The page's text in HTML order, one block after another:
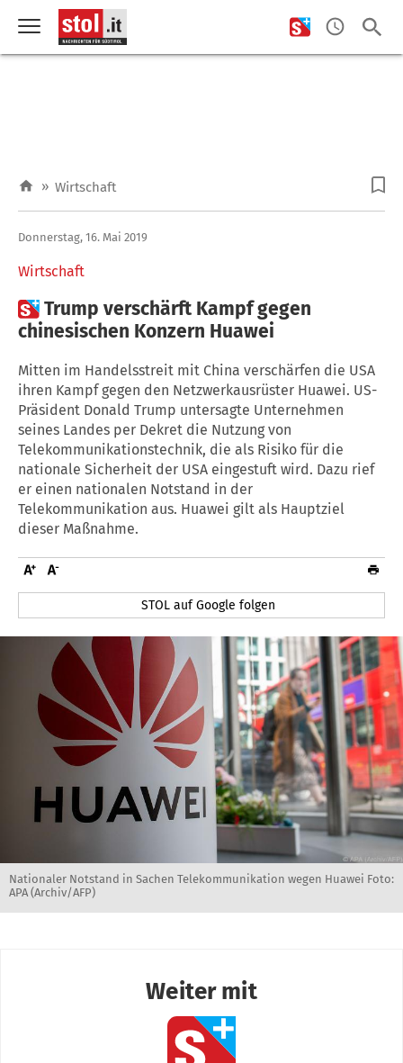
» Wirtschaft
Wirtschaft
Donnerstag, 16. Mai 2019
Trump verschärft Kampf gegen
chinesischen Konzern Huawei
Mitten im Handelsstreit mit China verschärfen die USA
ihren Kampf gegen den Netzwerkausrüster Huawei. US-
Präsident Donald Trump untersagte Unternehmen
seines Landes per Dekret die Nutzung von
Telekommunikationstechnik, die als Risiko für die
nationale Sicherheit der USA eingestuft wird. Dazu rief
er einen nationalen Notstand in der
Telekommunikation aus. Huawei gilt als Hauptziel
dieser Maßnahme.
STOL auf Google folgen
Nationaler Notstand in Sachen Telekommunikation wegen Huawei Foto:
APA (Archiv/AFP)